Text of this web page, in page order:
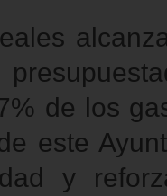
de los
este
y